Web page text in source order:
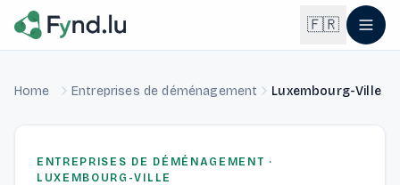
Light mode enabled
🇫🇷
🇫🇷Français
Home Entreprises de déménagement Luxembourg-Ville
ENTREPRISES DE DÉMÉNAGEMENT ·
LUXEMBOURG-VILLE